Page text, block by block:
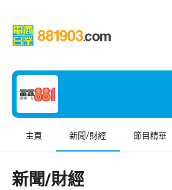
主頁 新聞/財經 節目精華
新聞/財經